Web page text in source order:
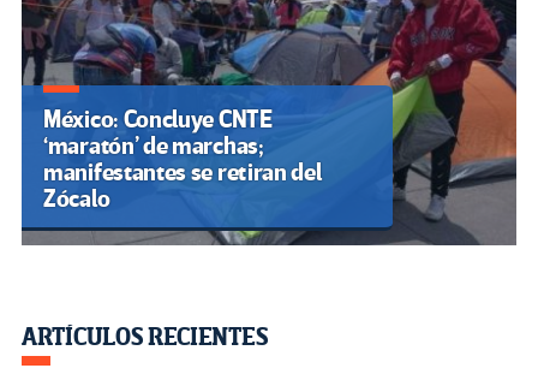
México: Concluye CNTE
‘maratón’ de marchas;
manifestantes se retiran del
Zócalo
ARTÍCULOS RECIENTES